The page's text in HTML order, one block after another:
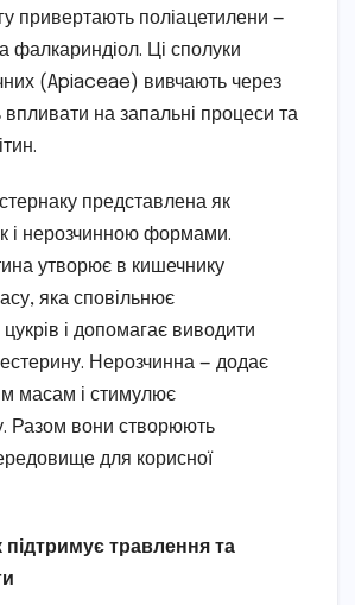
привертають поліацетилени —
фалкариндіол. Ці сполуки
(Apiaceae) вивчають через
впливати на запальні процеси та
представлена як
і нерозчинною формами.
утворює в кишечнику
яка сповільнює
і допомагає виводити
Нерозчинна — додає
масам і стимулює
Разом вони створюють
для корисної
підтримує травлення та